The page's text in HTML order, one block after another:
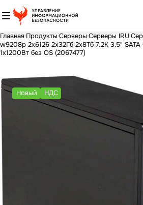
Главная Продукты Серверы Серверы IRU
w9208p 2x6126 2x32Гб 2x8Тб 7.2K 3.5" SATA
1x1200Вт без OS (2067477)
Новый НДС